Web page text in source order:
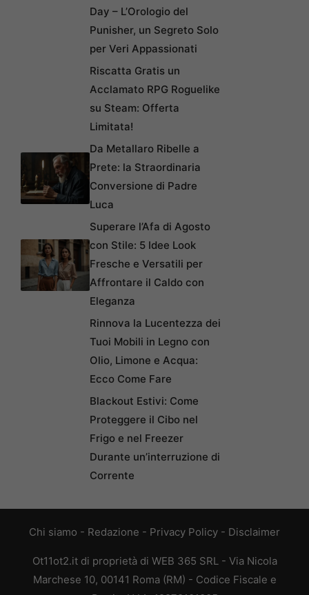
Day – L’Orologio del
Punisher, un Segreto Solo
per Veri Appassionati
Riscatta Gratis un
Acclamato RPG Roguelike
su Steam: Offerta
Limitata!
Da Metallaro Ribelle a
Prete: la Straordinaria
Conversione di Padre
Luca
Superare l’Afa di Agosto
con Stile: 5 Idee Look
Fresche e Versatili per
Affrontare il Caldo con
Eleganza
Rinnova la Lucentezza dei
Tuoi Mobili in Legno con
Olio, Limone e Acqua:
Ecco Come Fare
Blackout Estivi: Come
Proteggere il Cibo nel
Frigo e nel Freezer
Durante un’interruzione di
Corrente
Chi siamo - Redazione - Privacy Policy - Disclaimer
Ot11ot2.it di proprietà di WEB 365 SRL - Via Nicola
Marchese 10, 00141 Roma (RM) - Codice Fiscale e